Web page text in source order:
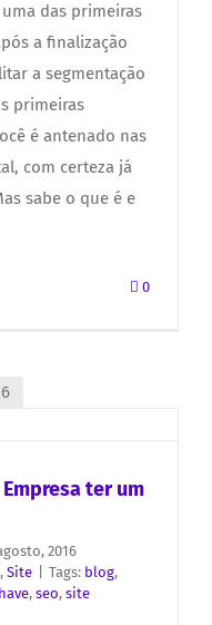
das primeiras
a finalização
a segmentação
primeiras
é antenado nas
com certeza já
sabe o que é e
0
ter um
2016
, Site Tags: blog,
, seo, site